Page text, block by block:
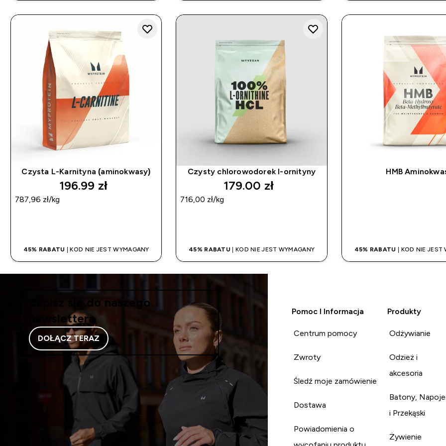
Czysta L-Karnityna (aminokwasy)
196.99 zł‎
787,96 zł‎/kg
45% RABATU | KOD NIE JEST WYMAGANY
Czysty chlorowodorek l-ornityny
179.00 zł‎
716,00 zł‎/kg
45% RABATU | KOD NIE JEST WYMAGANY
HMB
45% RABATU | KOD NIE JEST
Zapisz się do naszego
newslettera
DOŁĄCZ TERAZ
Pomoc I Informacja
Centrum pomocy
Zwroty
Śledź moje zamówienie
Dostawa
Powiadomienia o
Produkty
Odżywianie
Odzież i
akcesoria
Batony, Napoje
i Przekąski
Żywienie